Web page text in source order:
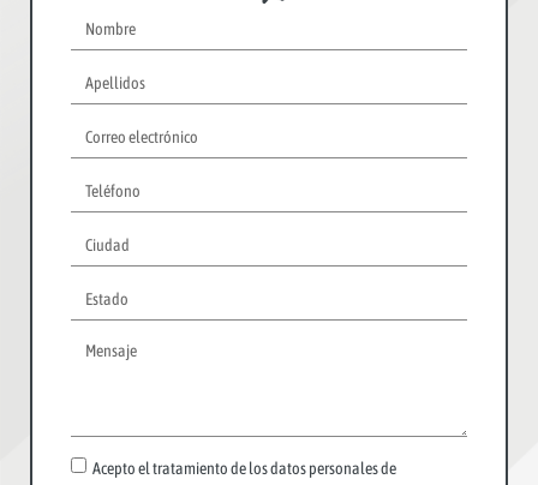
Acepto el tratamiento de los datos personales de